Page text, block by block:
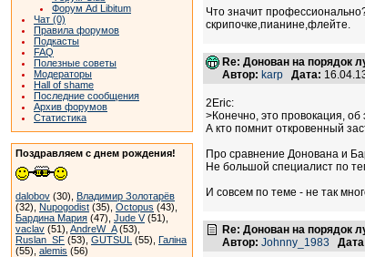
Форум Ad Libitum
Чат (0)
Правила форумов
Подкасты
FAQ
Полезные советы
Модераторы
Hall of shame
Последние сообщения
Архив форумов
Статистика
Поздравляем с днем рождения!
dalobov (30), Владимир Золотарёв
(32), Nupogodist (35), Octopus (43),
Бардина Мария (47), Jude V(51),
vaclav (51), AndreW_A(53),
Ruslan_SF (53), GUTSUL (55), Галіна
(55), alemis (56)
Что значит
скрипочке,пианине,флейте.
Re: Донован на порядок
Автор: karp Дата:
2Eric:
>Конечно, это провокация, об
А кто помнит откровенный
Про сравнение Донована и
Не большой специалист по
И совсем по теме - не так
Re: Донован на порядок
Автор: Johnny_1983